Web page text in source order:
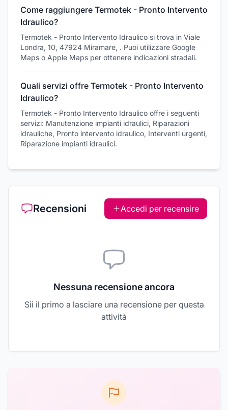
Come raggiungere Termotek - Pronto Intervento
Idraulico?
Termotek - Pronto Intervento Idraulico si trova in Viale
Londra, 10, 47924 Miramare, . Puoi utilizzare Google
Maps o Apple Maps per ottenere indicazioni stradali.
Quali servizi offre Termotek - Pronto Intervento
Idraulico?
Termotek - Pronto Intervento Idraulico offre i seguenti
servizi: Manutenzione impianti idraulici, Riparazioni
idrauliche, Pronto intervento idraulico, Interventi urgenti,
Riparazione impianti idraulici.
Recensioni Accedi per recensire
Nessuna recensione ancora
Sii il primo a lasciare una recensione per questa
attività